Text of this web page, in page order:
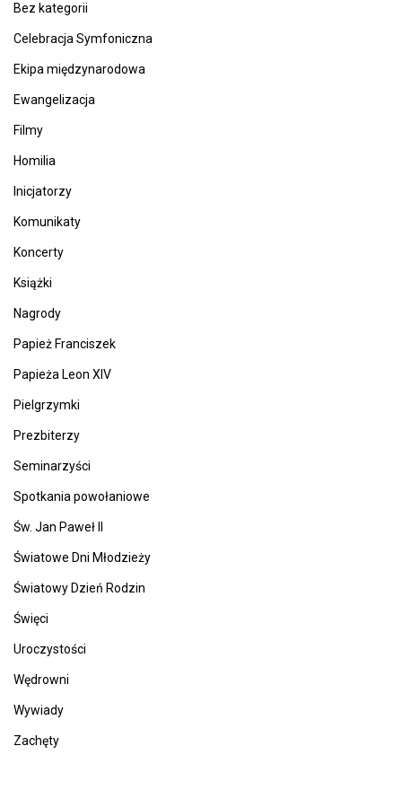
Bez kategorii
Celebracja Symfoniczna
Ekipa międzynarodowa
Ewangelizacja
Filmy
Homilia
Inicjatorzy
Komunikaty
Koncerty
Książki
Nagrody
Papież Franciszek
Papieża Leon XIV
Pielgrzymki
Prezbiterzy
Seminarzyści
Spotkania powołaniowe
Św. Jan Paweł II
Światowe Dni Młodzieży
Światowy Dzień Rodzin
Święci
Uroczystości
Wędrowni
Wywiady
Zachęty